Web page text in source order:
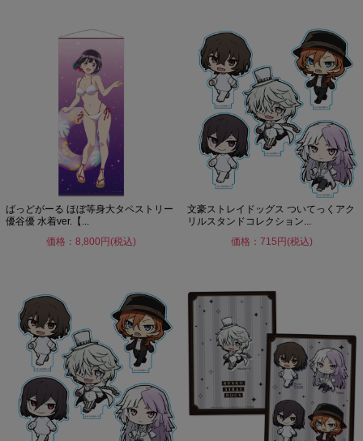
ばっどがーる ほぼ等身大タペストリー
優谷優 水着ver.【...
価格：8,800円(税込)
文豪ストレイドッグス ついてっくアク
リルスタンドコレクション...
価格：715円(税込)